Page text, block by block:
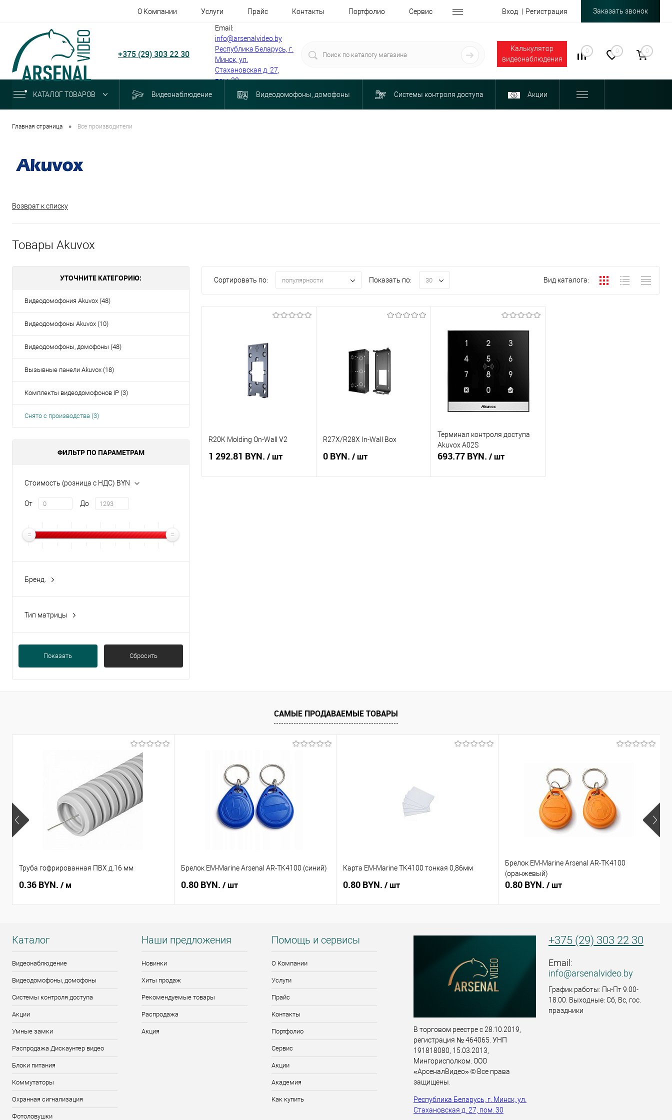
О Компании Услуги Прайс Контакты Портфолио Сервис Вход Регистрация Заказать звонок
+375 (29) 303 22 30
Email:
info@arsenalvideo.by
Республика Беларусь, г.
Минск, ул.
Стахановская д. 27,
пом. 30
Калькулятор
видеонаблюдения
0 0 0
КАТАЛОГ ТОВАРОВ Видеонаблюдение Видеодомофоны, домофоны Системы контроля доступа Акции
Главная страница • Все производители
Возврат к списку
Товары Akuvox
УТОЧНИТЕ КАТЕГОРИЮ:
Видеодомофония Akuvox (48)
Видеодомофоны Akuvox (10)
Видеодомофоны, домофоны (48)
Вызывные панели Akuvox (18)
Комплекты видеодомофонов IP (3)
Снято с производства (3)
ФИЛЬТР ПО ПАРАМЕТРАМ
Стоимость (розница с НДС) BYN
От До
Бренд.
Тип матрицы
Показать Сбросить
Сортировать по: популярности Показать по: 30 Вид каталога:
R20K Molding On-Wall V2
1 292.81 BYN. / шт
R27X/R28X In-Wall Box
0 BYN. / шт
Терминал контроля доступа
Akuvox A02S
693.77 BYN. / шт
САМЫЕ ПРОДАВАЕМЫЕ ТОВАРЫ
Труба гофрированная ПВХ д.16 мм
0.36 BYN. / м
Брелок EM-Marine Arsenal AR-TK4100 (синий)
0.80 BYN. / шт
Карта EM-Marine TK4100 тонкая 0,86мм
0.80 BYN. / шт
Брелок EM-Marine Arsenal AR-TK4100
(оранжевый)
0.80 BYN. / шт
Каталог
Видеонаблюдение
Видеодомофоны, домофоны
Системы контроля доступа
Акции
Умные замки
Распродажа Дискаунтер видео
Блоки питания
Коммутаторы
Охранная сигнализация
Фотоловушки
Наши предложения
Новинки
Хиты продаж
Рекомендуемые товары
Распродажа
Акция
Помощь и сервисы
О Компании
Услуги
Прайс
Контакты
Портфолио
Сервис
Акции
Академия
Как купить
В торговом реестре с 28.10.2019,
регистрация № 464065. УНП
191818080, 15.03.2013,
Мингорисполком. ООО
«АрсеналВидео» © Все права
защищены.
Республика Беларусь, г. Минск, ул.
Стахановская д. 27, пом. 30
+375 (29) 303 22 30
Email:
info@arsenalvideo.by
График работы: Пн-Пт 9.00-
18.00. Выходные: Сб, Вс, гос.
праздники